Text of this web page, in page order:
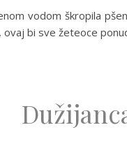
vodom škropila
ovaj bi sve žeteoce